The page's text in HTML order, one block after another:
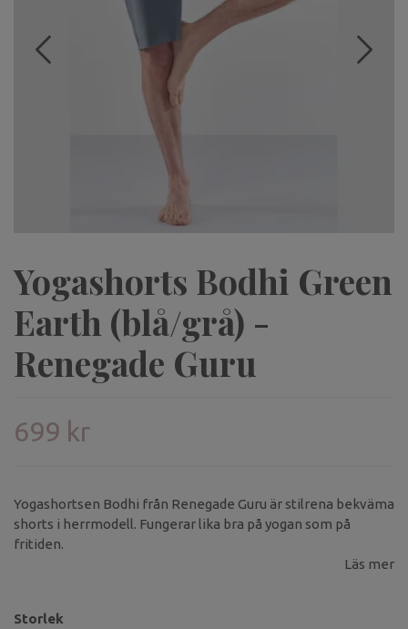
Yogashorts Bodhi Green
Earth (blå/grå) -
Renegade Guru
699 kr
Yogashortsen Bodhi från Renegade Guru är stilrena bekväma
shorts i herrmodell. Fungerar lika bra på yogan som på
fritiden.
Läs mer
Storlek